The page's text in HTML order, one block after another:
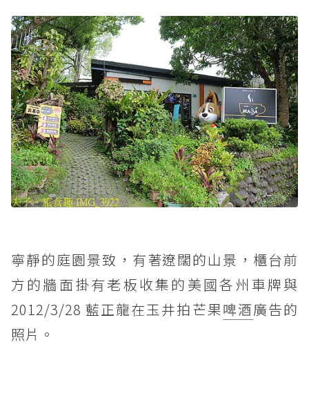
寧靜的庭園景致，有著遼闊的山景，櫃台前
方的牆面掛有老板收集的美國各州車牌與
2012/3/28 藍正龍在玉井拍芒果啤酒廣告的
照片。